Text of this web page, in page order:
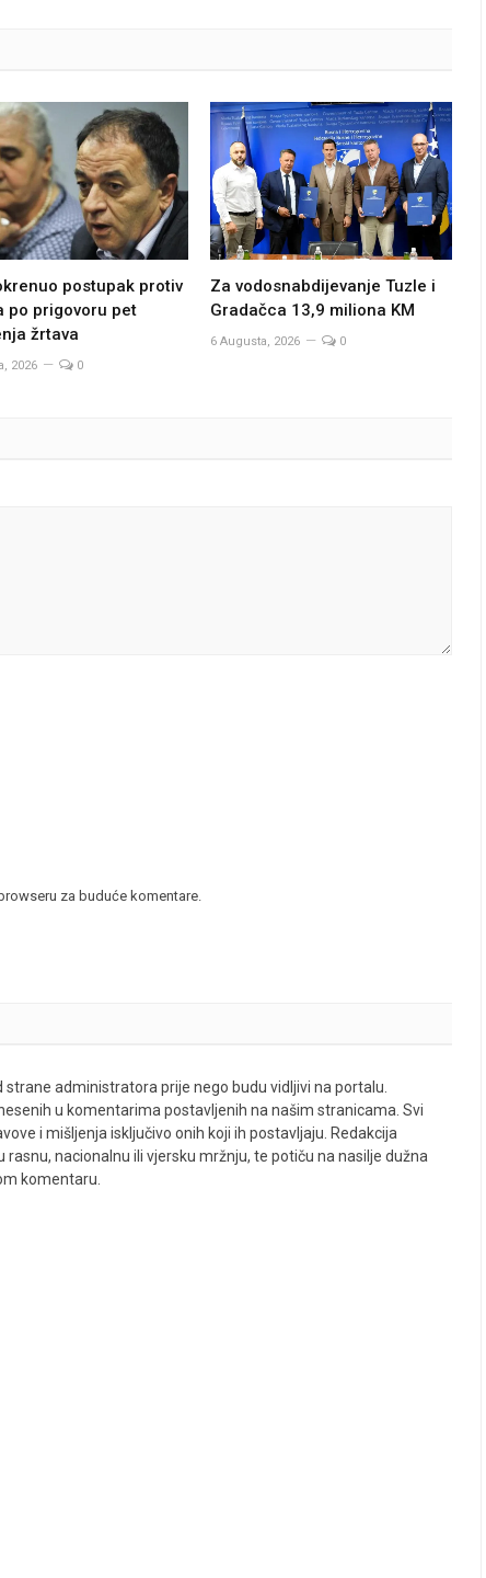
postupak protiv
po prigovoru pet
žrtava
2026 0
Za vodosnabdijevanje Tuzle i
Gradačca 13,9 miliona KM
6 Augusta, 2026 0
za buduće komentare.
administratora prije nego budu vidljivi na portalu.
u komentarima postavljenih na našim stranicama. Svi
i mišljenja isključivo onih koji ih postavljaju. Redakcija
nacionalnu ili vjersku mržnju, te potiču na nasilje dužna
komentaru.